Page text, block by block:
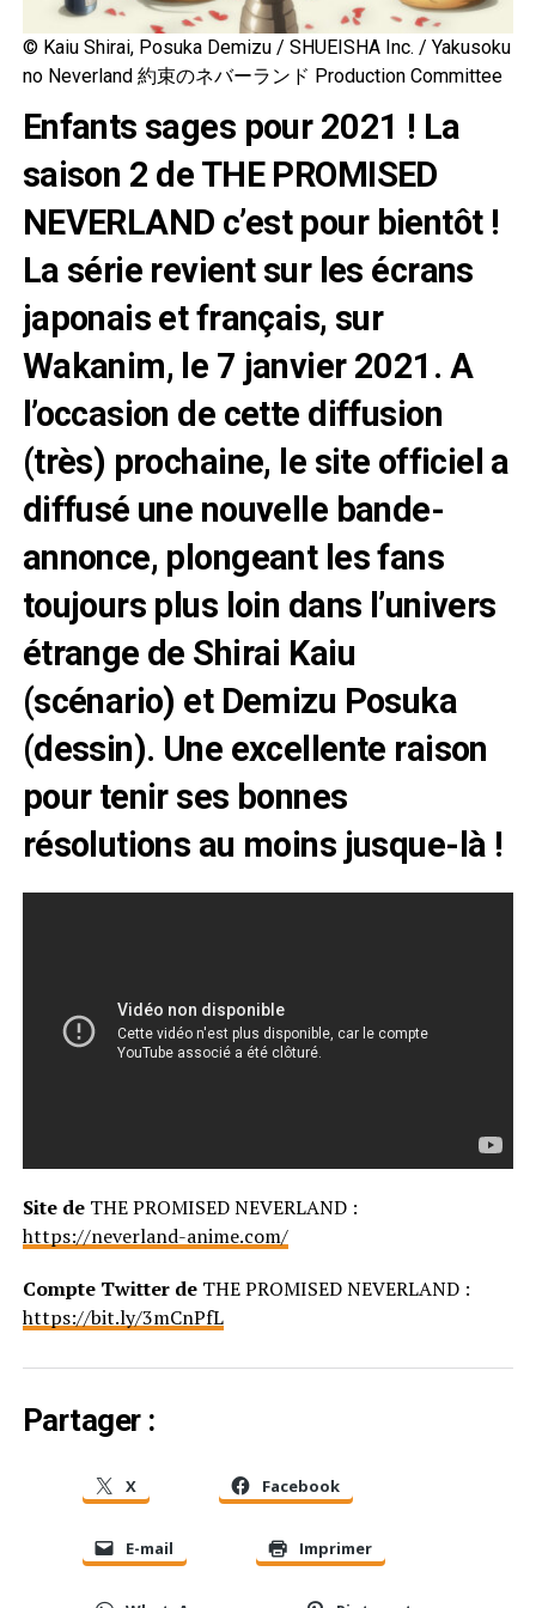
© Kaiu Shirai, Posuka Demizu / SHUEISHA Inc. / Yakusoku
no Neverland 約束のネバーランド Production Committee
Enfants sages pour 2021 ! La
saison 2 de THE PROMISED
NEVERLAND c’est pour bientôt !
La série revient sur les écrans
japonais et français, sur
Wakanim, le 7 janvier 2021. A
l’occasion de cette diffusion
(très) prochaine, le site officiel a
diffusé une nouvelle bande-
annonce, plongeant les fans
toujours plus loin dans l’univers
étrange de Shirai Kaiu
(scénario) et Demizu Posuka
(dessin). Une excellente raison
pour tenir ses bonnes
résolutions au moins jusque-là !
Site de THE PROMISED NEVERLAND :
https://neverland-anime.com/
Compte Twitter de THE PROMISED NEVERLAND :
https://bit.ly/3mCnPfL
Partager :
X Facebook
E-mail Imprimer